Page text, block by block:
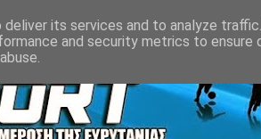
its services and to analyze
and security metrics to ensure